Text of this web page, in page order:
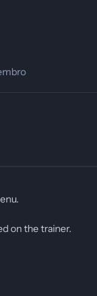
on the trainer.